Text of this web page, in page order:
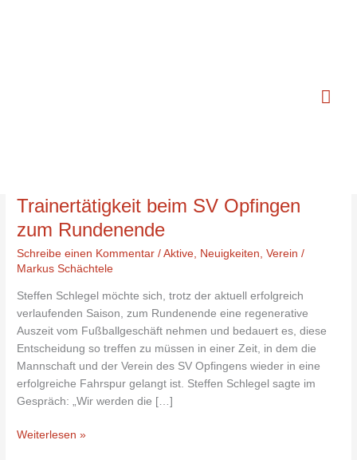
Trainertätigkeit beim SV Opfingen
zum Rundenende
Schreibe einen Kommentar /Aktive, Neuigkeiten,Verein /
Markus Schächtele
Steffen Schlegel möchte sich, trotz der aktuell erfolgreich
verlaufenden Saison, zum Rundenende eine regenerative
Auszeit vom Fußballgeschäft nehmen und bedauert es, diese
Entscheidung so treffen zu müssen in einer Zeit, in dem die
Mannschaft und der Verein des SV Opfingens wieder in eine
erfolgreiche Fahrspur gelangt ist. Steffen Schlegel sagte im
Gespräch: „Wir werden die […]
Frank
Fesenmeier
ihre
beim
SV
Opfingen
zum
Rundenende
Weiterlesen »